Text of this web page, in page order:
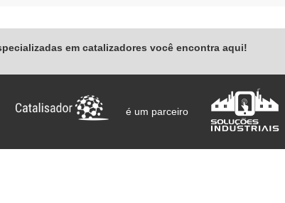
em catalizadores você encontra aqui!
é um parceiro